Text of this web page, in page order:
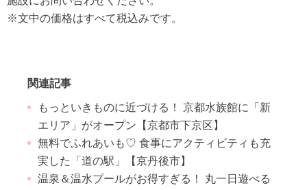
※文中の価格はすべて税込みです。
関連記事
もっといきものに近づける！ 京都水族館に「新
エリア」がオープン【京都市下京区】
無料でふれあいも♡ 食事にアクティビティも充
実した「道の駅」【京丹後市】
温泉＆温水プールがお得すぎる！ 丸一日遊べる